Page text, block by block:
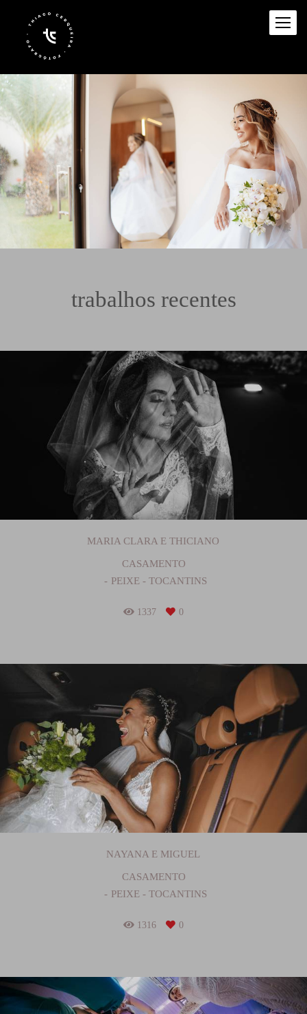
trabalhos recentes
MARIA CLARA E THICIANO
CASAMENTO
PEIXE - TOCANTINS
1337 0
NAYANA E MIGUEL
CASAMENTO
PEIXE - TOCANTINS
1316 0